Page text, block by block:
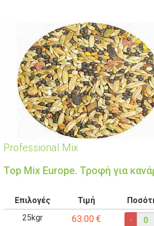
Professional Mix
Τοp Mix Europe. Τροφή για
Επιλογές Τιμή
25kgr
63.00 € -